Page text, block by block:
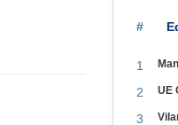
#
1
2 UE
3